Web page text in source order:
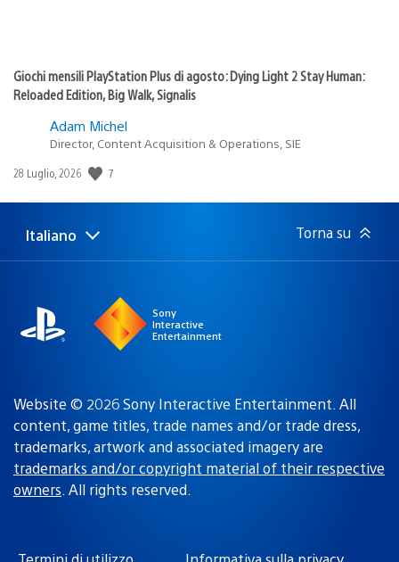
Giochi mensili PlayStation Plus di agosto: Dying Light 2 Stay Human:
Reloaded Edition, Big Walk, Signalis
Adam Michel
Director, Content Acquisition & Operations, SIE
Data
pubblicazione:
28 Luglio, 2026 7
Seleziona
una
Regione
attuale:
Italiano Torna su
Sony
Interactive
Entertainment
Website © 2026 Sony Interactive Entertainment. All
content, game titles, trade names and/or trade dress,
trademarks, artwork and associated imagery are
trademarks and/or copyright material of their respective
owners. All rights reserved.